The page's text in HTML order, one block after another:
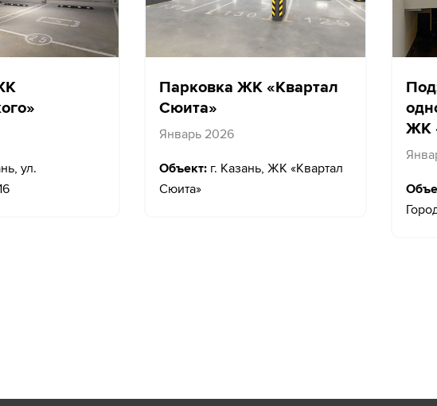
ул.
Парковка ЖК «Квартал
Сюита»
Январь 2026
Объект: г. Казань, ЖК «Квартал
Сюита»
ЖК